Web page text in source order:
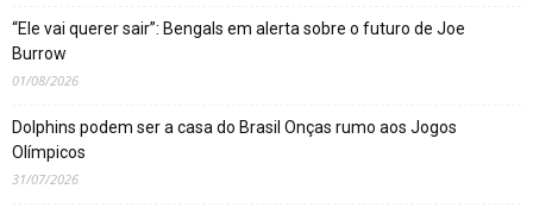
“Ele vai querer sair”: Bengals em alerta sobre o futuro de Joe
Burrow
01/08/2026
Dolphins podem ser a casa do Brasil Onças rumo aos Jogos
Olímpicos
31/07/2026